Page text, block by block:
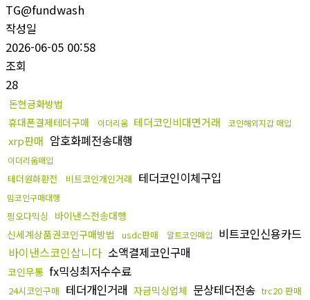
TG@fundwash
작성일
2026-06-05 00:58
조회
28
돈현금화방법
휴대폰결제테더구매
이더리움 테더코인비대면거래 코인해외지갑 매입
xrp판매 암호화폐전송대행
이더리움매입
테더원화환전 비트코인개인거래 테더코인이체구입
밈코인구매대행
핑오다믹싱
바이낸스전송대행
신세계상품권코인구매방법
usdc판매 알트코인매입
비트코인신용카드
바이낸스코인삽니다 소액결제코인구매
코인무통 fx믹싱최저수수료
24시코인구매 테더개인거래 자금믹싱업체 문상테더전송 trc20 판매